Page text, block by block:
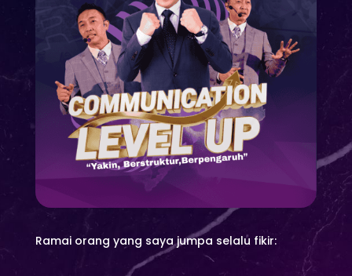
Ramai orang yang saya jumpa selalu fikir: